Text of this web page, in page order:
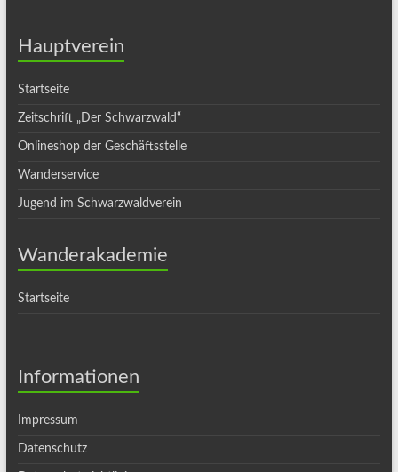
Hauptverein
Startseite
Zeitschrift „Der Schwarzwald“
Onlineshop der Geschäftsstelle
Wanderservice
Jugend im Schwarzwaldverein
Wanderakademie
Startseite
Informationen
Impressum
Datenschutz